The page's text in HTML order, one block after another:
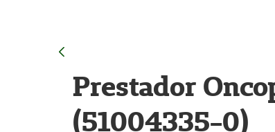
Prestador
(51004335-0)